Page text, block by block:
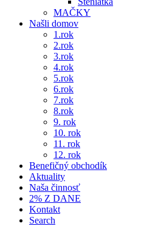
MAČKY
Našli domov
1.rok
2.rok
3.rok
4.rok
5.rok
6.rok
7.rok
8.rok
9. rok
10. rok
11. rok
12. rok
Benefičný obchodík
Aktuality
Naša činnosť
2% Z DANE
Kontakt
Search